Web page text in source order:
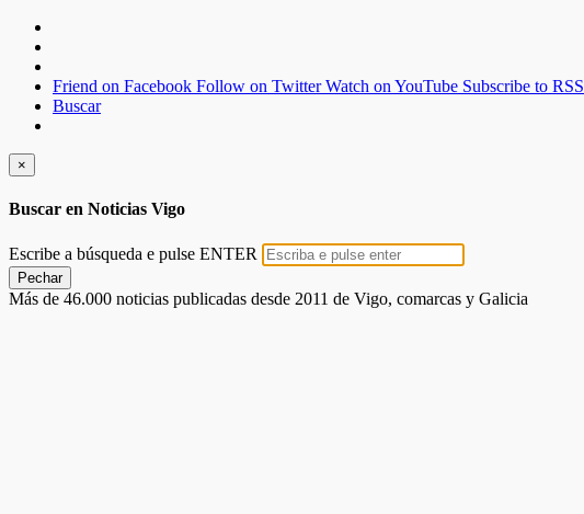
Friend on Facebook Follow on Twitter Watch on YouTube Subscribe to RSS
Buscar
×
Buscar en Noticias Vigo
Escribe a búsqueda e pulse ENTER
Pechar
Más de 46.000 noticias publicadas desde 2011 de Vigo, comarcas y Galicia